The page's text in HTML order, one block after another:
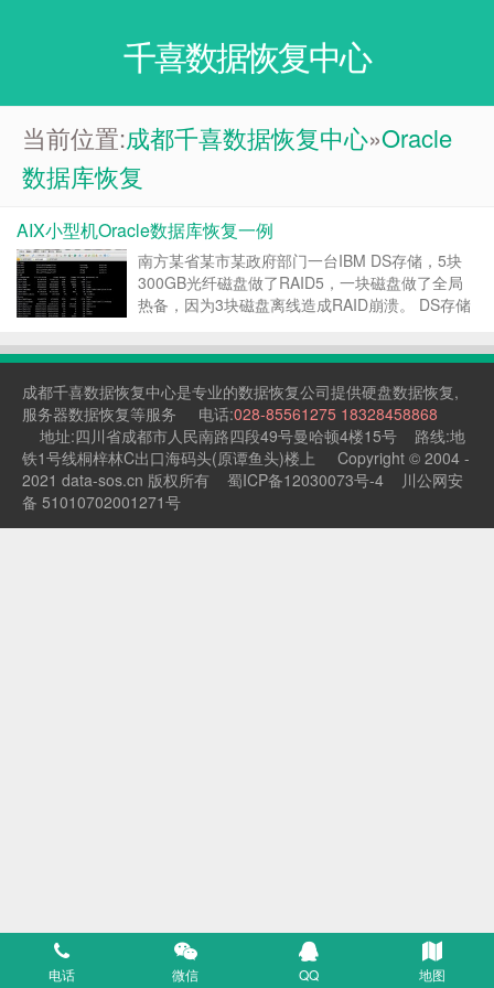
千喜数据恢复中心
当前位置:成都千喜数据恢复中心»Oracle
数据库恢复
AIX小型机Oracle数据库恢复一例
南方某省某市某政府部门一台IBM DS存储，5块
300GB光纤磁盘做了RAID5，一块磁盘做了全局
热备，因为3块磁盘离线造成RAID崩溃。 DS存储
部给一台AIX 5.3系统的P550A小型机使用。 两个
成都千喜数据恢复中心是专业的数据恢复公司提供硬盘数据恢复,
服务器数据恢复等服务 电话:028-85561275 18328458868
地址:四川省成都市人民南路四段49号曼哈顿4楼15号 路线:地
铁1号线桐梓林C出口海码头(原谭鱼头)楼上 Copyright © 2004 -
2021 data-sos.cn 版权所有 蜀ICP备12030073号-4 川公网安
备 51010702001271号
电话 微信 QQ 地图